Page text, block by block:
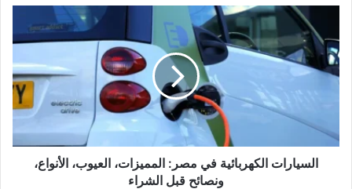
السيارات
الكهربائية
في
مصر:
المميزات،
ونصائح
قبل
الشراءالسيارات الكهربائية في مصر: المميزات، العيوب، الأنواع،
ونصائح قبل الشراء